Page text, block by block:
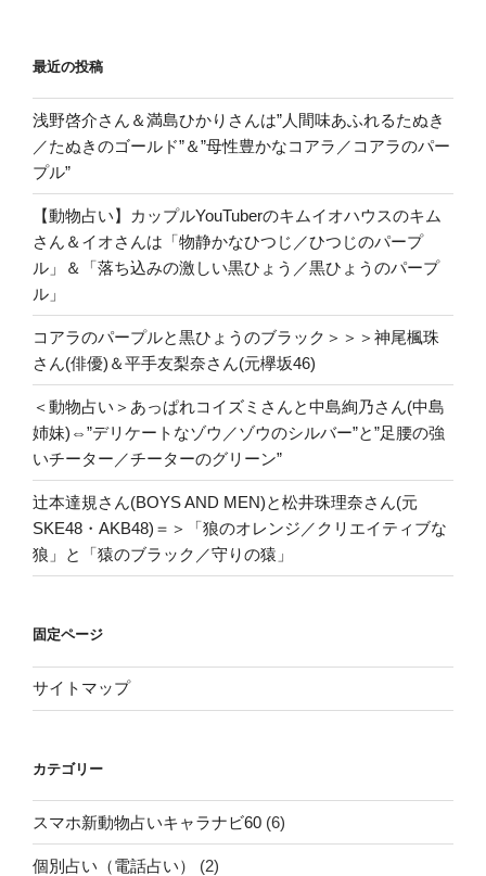
最近の投稿
浅野啓介さん＆満島ひかりさんは”人間味あふれるたぬき
／たぬきのゴールド”＆”母性豊かなコアラ／コアラのパー
プル”
【動物占い】カップルYouTuberのキムイオハウスのキム
さん＆イオさんは「物静かなひつじ／ひつじのパープ
ル」＆「落ち込みの激しい黒ひょう／黒ひょうのパープ
ル」
コアラのパープルと黒ひょうのブラック＞＞＞神尾楓珠
さん(俳優)＆平手友梨奈さん(元欅坂46)
＜動物占い＞あっぱれコイズミさんと中島絢乃さん(中島
姉妹)⇔”デリケートなゾウ／ゾウのシルバー”と”足腰の強
いチーター／チーターのグリーン”
辻本達規さん(BOYS AND MEN)と松井珠理奈さん(元
SKE48・AKB48)＝＞「狼のオレンジ／クリエイティブな
狼」と「猿のブラック／守りの猿」
固定ページ
サイトマップ
カテゴリー
スマホ新動物占いキャラナビ60 (6)
個別占い（電話占い） (2)